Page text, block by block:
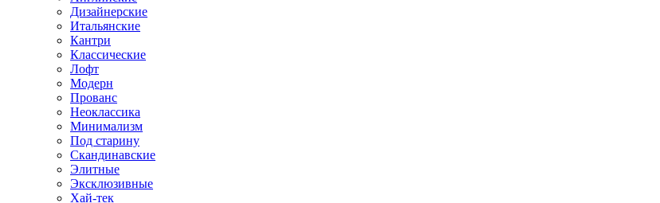
Дизайнерские
Итальянские
Кантри
Классические
Лофт
Модерн
Прованс
Неоклассика
Минимализм
Под старину
Скандинавские
Элитные
Эксклюзивные
Хай-тек